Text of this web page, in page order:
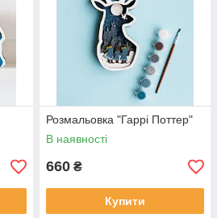
Розмальовка "Гаррі Поттер"
В наявності
660 ₴
Купити